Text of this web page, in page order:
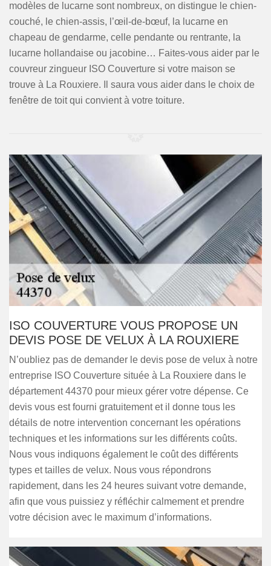
modèles de lucarne sont nombreux, on distingue le chien-
couché, le chien-assis, l’œil-de-bœuf, la lucarne en
chapeau de gendarme, celle pendante ou rentrante, la
lucarne hollandaise ou jacobine… Faites-vous aider par le
couvreur zingueur ISO Couverture si votre maison se
trouve à La Rouxiere. Il saura vous aider dans le choix de
fenêtre de toit qui convient à votre toiture.
ISO COUVERTURE VOUS PROPOSE UN
DEVIS POSE DE VELUX À LA ROUXIERE
N’oubliez pas de demander le devis pose de velux à notre
entreprise ISO Couverture située à La Rouxiere dans le
département 44370 pour mieux gérer votre dépense. Ce
devis vous est fourni gratuitement et il donne tous les
détails de notre intervention concernant les opérations
techniques et les informations sur les différents coûts.
Nous vous indiquons également le coût des différents
types et tailles de velux. Nous vous répondrons
rapidement, dans les 24 heures suivant votre demande,
afin que vous puissiez y réfléchir calmement et prendre
votre décision avec le maximum d’informations.